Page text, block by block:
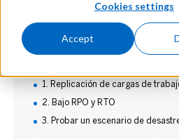
Cookies settings
Accept
¿Qué es Azure Site Recovery?
1. Replicación de cargas de
2. Bajo RPO y RTO
3. Probar un escenario de